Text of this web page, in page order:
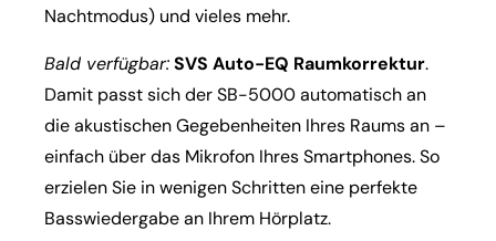
Nachtmodus) und vieles mehr.
Bald verfügbar:SVS Auto-EQ Raumkorrektur.
Damit passt sich der SB-5000 automatisch an
die akustischen Gegebenheiten Ihres Raums an –
einfach über das Mikrofon Ihres Smartphones. So
erzielen Sie in wenigen Schritten eine perfekte
Basswiedergabe an Ihrem Hörplatz.